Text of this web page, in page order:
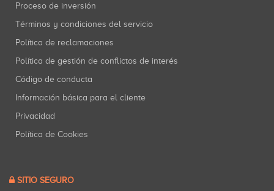
Proceso de inversión
Términos y condiciones del servicio
Política de reclamaciones
Política de gestión de conflictos de interés
Código de conducta
Información básica para el cliente
Privacidad
Política de Cookies
SITIO SEGURO